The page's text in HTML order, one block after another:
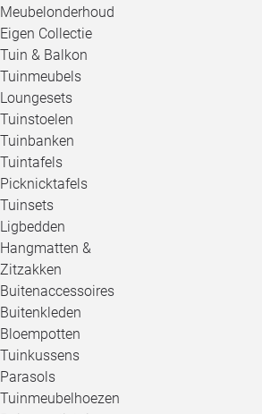
Meubelonderhoud
Eigen Collectie
Tuin & Balkon
Tuinmeubels
Loungesets
Tuinstoelen
Tuinbanken
Tuintafels
Picknicktafels
Tuinsets
Ligbedden
Hangmatten &
Zitzakken
Buitenaccessoires
Buitenkleden
Bloempotten
Tuinkussens
Parasols
Tuinmeubelhoezen